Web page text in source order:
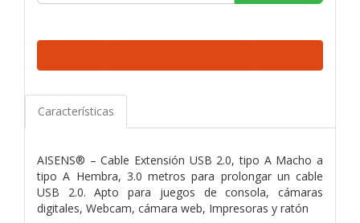
Características
AISENS® – Cable Extensión USB 2.0, tipo A Macho a
tipo A Hembra, 3.0 metros para prolongar un cable
USB 2.0. Apto para juegos de consola, cámaras
digitales, Webcam, cámara web, Impresoras y ratón